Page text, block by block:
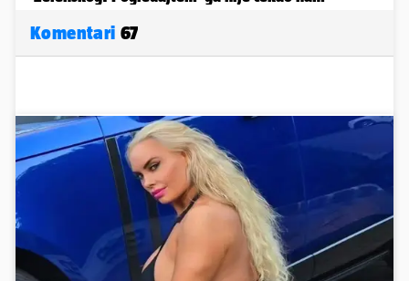
Komentari 67